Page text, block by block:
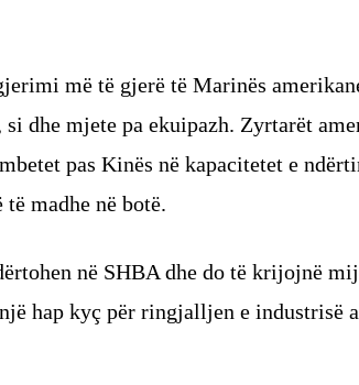
më të gjerë të Marinës
dhe mjete pa ekuipazh. Zyrtarët
pas Kinës në kapacitetet e
madhe në botë.
në SHBA dhe do të krijojnë
hap kyç për ringjalljen e industrisë